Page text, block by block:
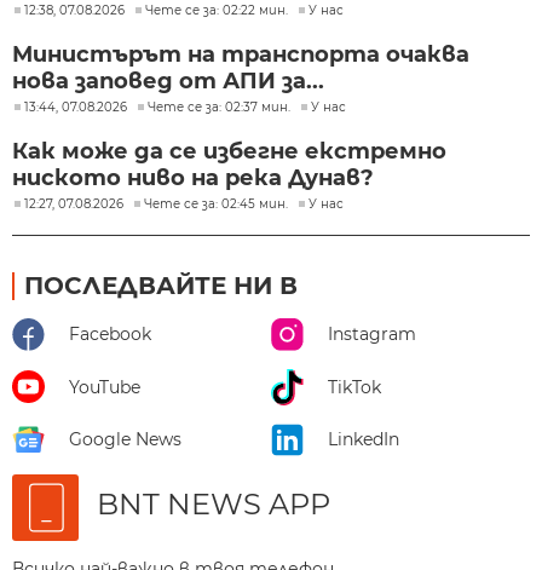
12:38, 07.08.2026 Чете се за: 02:22 мин. У нас
Министърът на транспорта очаква
нова заповед от АПИ за...
13:44, 07.08.2026 Чете се за: 02:37 мин. У нас
Как може да се избегне екстремно
ниското ниво на река Дунав?
12:27, 07.08.2026 Чете се за: 02:45 мин. У нас
ПОСЛЕДВАЙТЕ НИ В
Facebook Instagram
YouTube TikTok
Google News LinkedIn
BNT NEWS APP